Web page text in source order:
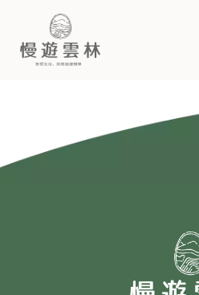
影音刊物
慢遊雲林，享受生活 就是這麼簡單